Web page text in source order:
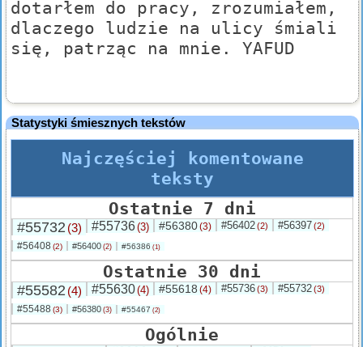
dotarłem do pracy, zrozumiałem,
dlaczego ludzie na ulicy śmiali
się, patrząc na mnie. YAFUD
Statystyki śmiesznych tekstów
Najczęściej komentowane
teksty
Ostatnie 7 dni
#55732 (3) #55736(3) #56380(3) #56402(2) #56397(2)
#56408 (2) #56400 (2) #56386 (1)
Ostatnie 30 dni
#55582 (4) #55630(4) #55618 (4) #55736(3) #55732(3)
#55488 (3) #56380 (3) #55467 (2)
Ogólnie